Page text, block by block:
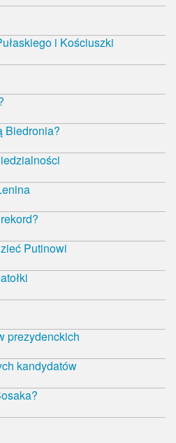
i Kościuszki
Biedronia?
Putinowi
prezydenckich
kandydatów